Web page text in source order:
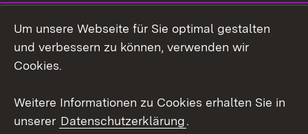
Social Wall
Youtube
Kontakt
Datenschutz
Um unsere Webseite für Sie optimal gestalten
und verbessern zu können, verwenden wir
Cookies.
Weitere Informationen zu Cookies erhalten Sie in
unserer Datenschutzerklärung.